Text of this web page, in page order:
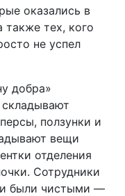
оказались в
тех, кого
не успел
добра»
ползунки и
вещи
отделения
Сотрудники
были чистыми —